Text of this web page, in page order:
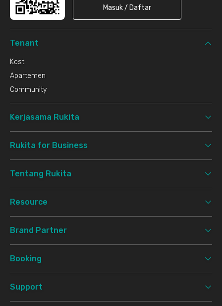
Masuk / Daftar
Tenant
Kost
Apartemen
Community
Kerjasama Rukita
Rukita for Business
Tentang Rukita
Resource
Brand Partner
Booking
Support